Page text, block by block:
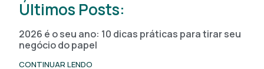
Últimos Posts:
2026 é o seu ano: 10 dicas práticas para tirar seu
negócio do papel
CONTINUAR LENDO